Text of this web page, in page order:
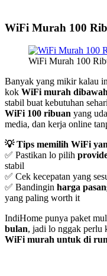
WiFi Murah 100
WiFi Murah 100
Banyak yang mikir kalau
kok WiFi murah
stabil buat kebutuhan
WiFi 100 ribuan yang
media, dan kerja online
💡 Tips memilih WiFi
✅ Pastikan lo pilih
stabil
✅ Cek kecepatan yang
✅ Bandingin harga
yang paling worth it
IndiHome punya paket
bulan, jadi lo nggak perlu
WiFi murah untuk di